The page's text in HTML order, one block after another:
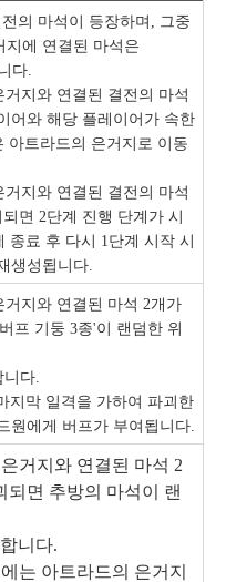
의 마석이 등장하며, 그중
지에 연결된 마석은
다.
지와 연결된 결전의 마석
어와 해당 플레이어가 속한
아트라드의 은거지로 이동
지와 연결된 결전의 마석
면 2단계 진행 단계가 시
료 후 다시 1단계 시작 시
생성됩니다.
거지와 연결된 마석 2개가
프 기둥 3종'이 랜덤한 위
다.
지막 일격을 가하여 파괴한
원에게 버프가 부여됩니다.
거지와 연결된 마석 2
되면 추방의 마석이 랜
니다.
는 아트라드의 은거지